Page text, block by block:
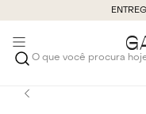
O que você procura